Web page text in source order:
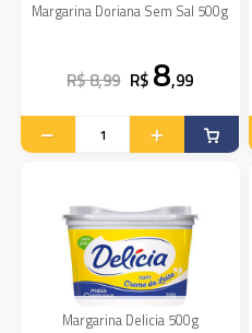
Margarina Doriana Sem Sal 500g
R$ 8,99 R$ 8,99
Margarina Delicia 500g